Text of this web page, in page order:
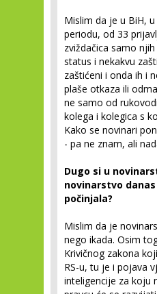
Mislim da je u BiH,
periodu, od 33
zviždačica samo
status i nekakvu
zaštićeni i onda ih i
plaše otkaza ili
ne samo od
kolega i kolegica s
Kako se novinari
- pa ne znam, ali
Dugo si u
novinarstvo
počinjala?
Mislim da je
nego ikada. Osim
Krivičnog zakona
RS-u, tu je i pojava
inteligencije za koju